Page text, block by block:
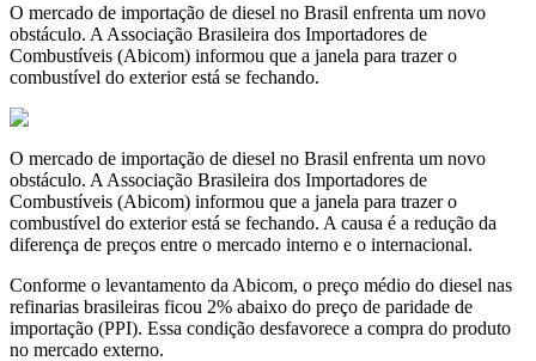
O mercado de importação de diesel no Brasil enfrenta um novo
obstáculo. A Associação Brasileira dos Importadores de
Combustíveis (Abicom) informou que a janela para trazer o
combustível do exterior está se fechando.
O mercado de importação de diesel no Brasil enfrenta um novo
obstáculo. A Associação Brasileira dos Importadores de
Combustíveis (Abicom) informou que a janela para trazer o
combustível do exterior está se fechando. A causa é a redução da
diferença de preços entre o mercado interno e o internacional.
Conforme o levantamento da Abicom, o preço médio do diesel nas
refinarias brasileiras ficou 2% abaixo do preço de paridade de
importação (PPI). Essa condição desfavorece a compra do produto
no mercado externo.